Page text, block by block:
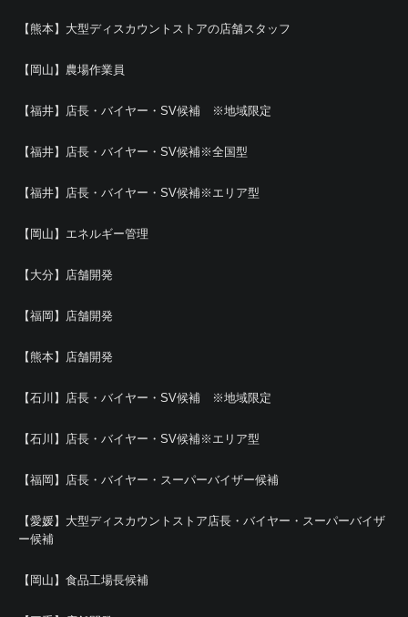
【熊本】大型ディスカウントストアの店舗スタッフ
【岡山】農場作業員
【福井】店長・バイヤー・SV候補 ※地域限定
【福井】店長・バイヤー・SV候補※全国型
【福井】店長・バイヤー・SV候補※エリア型
【岡山】エネルギー管理
【大分】店舗開発
【福岡】店舗開発
【熊本】店舗開発
【石川】店長・バイヤー・SV候補 ※地域限定
【石川】店長・バイヤー・SV候補※エリア型
【福岡】店長・バイヤー・スーパーバイザー候補
【愛媛】大型ディスカウントストア店長・バイヤー・スーパーバイザ
ー候補
【岡山】食品工場長候補